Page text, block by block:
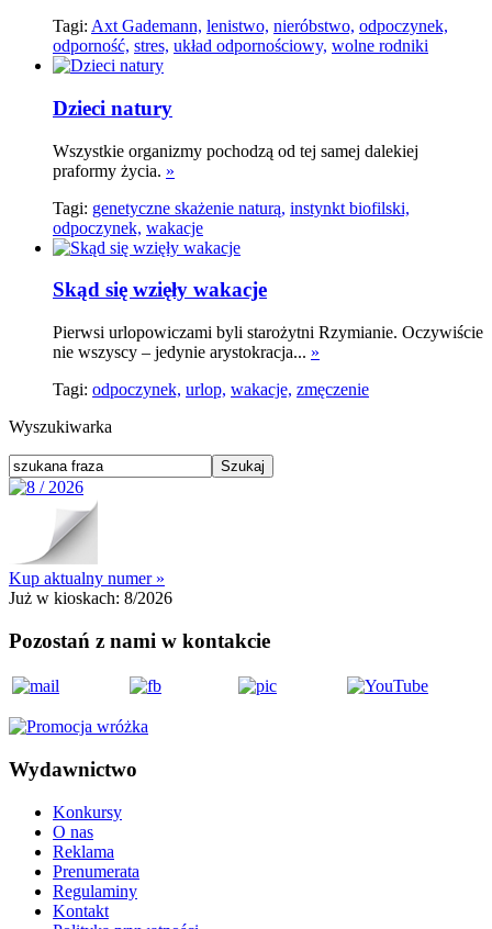
Tagi: Axt Gademann, lenistwo, nieróbstwo, odpoczynek,
odporność, stres, układ odpornościowy, wolne rodniki
Dzieci natury
Wszystkie organizmy pochodzą od tej samej dalekiej
praformy życia. »
Tagi: genetyczne skażenie naturą, instynkt biofilski,
odpoczynek, wakacje
Skąd się wzięły wakacje
Pierwsi urlopowiczami byli starożytni Rzymianie. Oczywiście
nie wszyscy – jedynie arystokracja... »
Tagi: odpoczynek, urlop, wakacje, zmęczenie
Wyszukiwarka
Kup aktualny numer »
Już w kioskach: 8/2026
Pozostań z nami w kontakcie
Wydawnictwo
Konkursy
O nas
Reklama
Prenumerata
Regulaminy
Kontakt